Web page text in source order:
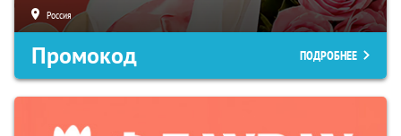
Россия
Промокод ПОДРОБНЕЕ